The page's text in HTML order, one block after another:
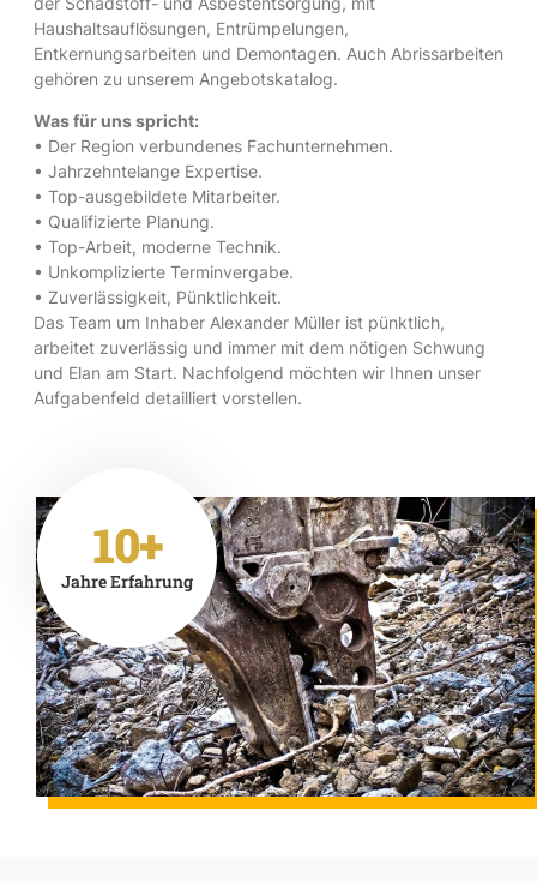
Haushaltsauflösungen, Entrümpelungen,
Entkernungsarbeiten und Demontagen. Auch Abrissarbeiten
gehören zu unserem Angebotskatalog.
Was für uns spricht:
• Der Region verbundenes Fachunternehmen.
• Jahrzehntelange Expertise.
• Top-ausgebildete Mitarbeiter.
• Qualifizierte Planung.
• Top-Arbeit, moderne Technik.
• Unkomplizierte Terminvergabe.
• Zuverlässigkeit, Pünktlichkeit.
Das Team um Inhaber Alexander Müller ist pünktlich,
arbeitet zuverlässig und immer mit dem nötigen Schwung
und Elan am Start. Nachfolgend möchten wir Ihnen unser
Aufgabenfeld detailliert vorstellen.
10+
Jahre Erfahrung